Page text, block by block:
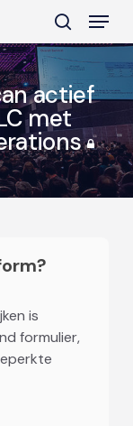
search
Menu
actief
met
is
formulier,
Menu